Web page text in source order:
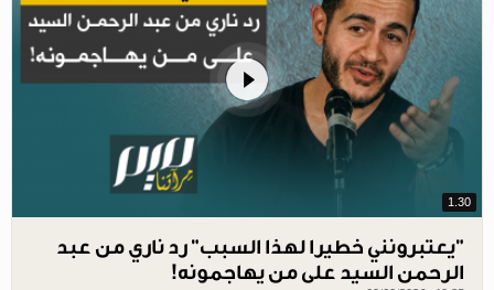
1.30
"يعتبرونني خطيرا لهذا السبب" رد ناري من عبد
الرحمن السيد على من يهاجمونه!